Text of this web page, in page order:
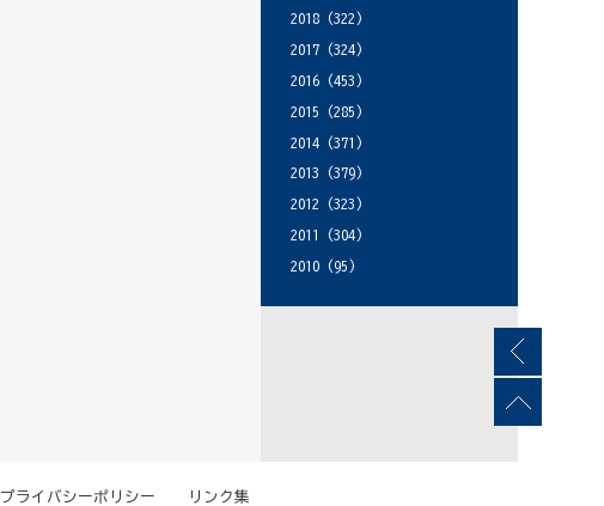
2018 (322)
2017 (324)
2016 (453)
2015 (285)
2014 (371)
2013 (379)
2012 (323)
2011
(304)
2010 (95)
プライバシーポリシー リンク集